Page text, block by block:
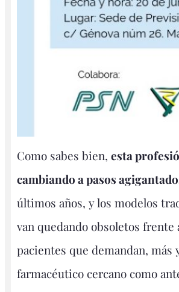
Como sabes bien, esta
cambiando a pasos
últimos años, y los modelos
van quedando obsoletos frente
pacientes que demandan, más
farmacéutico cercano como